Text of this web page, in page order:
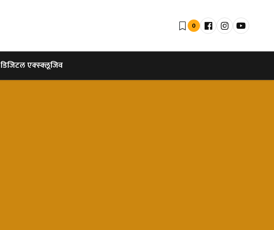
0
डिजिटल एक्स्क्लूजिव